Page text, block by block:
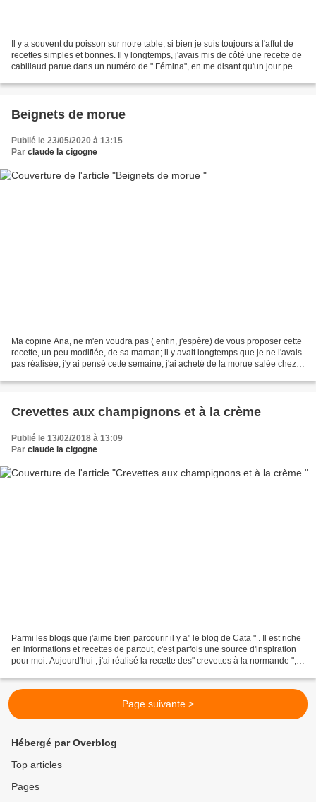
Il y a souvent du poisson sur notre table, si bien je suis toujours à l'affut de
recettes simples et bonnes. Il y longtemps, j'avais mis de côté une recette de
cabillaud parue dans un numéro de " Fémina", en me disant qu'un jour peut -
Beignets de morue
Publié le 23/05/2020 à 13:15
Par claude la cigogne
Ma copine Ana, ne m'en voudra pas ( enfin, j'espère) de vous proposer cette
recette, un peu modifiée, de sa maman; il y avait longtemps que je ne l'avais
pas réalisée, j'y ai pensé cette semaine, j'ai acheté de la morue salée chez
Crevettes aux champignons et à la crème
Publié le 13/02/2018 à 13:09
Par claude la cigogne
Parmi les blogs que j'aime bien parcourir il y a" le blog de Cata " . Il est riche
en informations et recettes de partout, c'est parfois une source d'inspiration
pour moi. Aujourd'hui , j'ai réalisé la recette des" crevettes à la normande ",
Page suivante >
Hébergé par Overblog
Top articles
Pages